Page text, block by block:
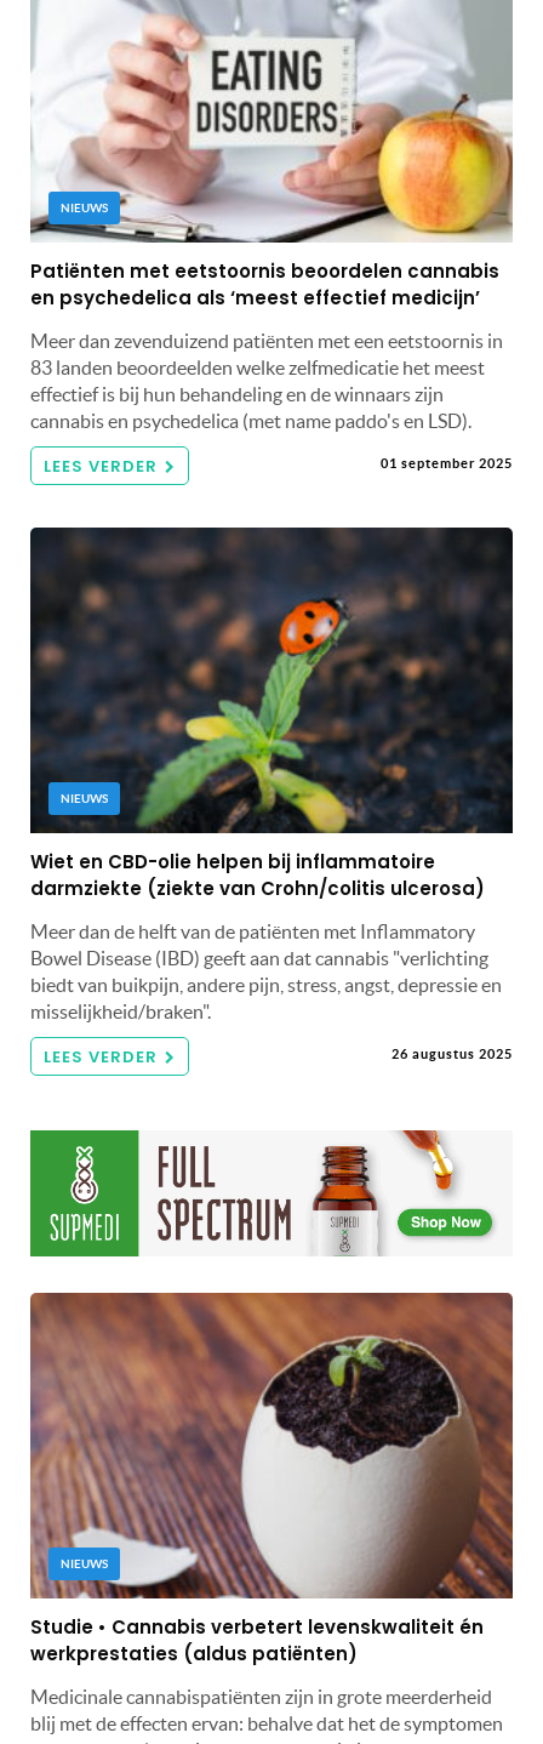
NIEUWS
Patiënten met eetstoornis beoordelen cannabis
en psychedelica als ‘meest effectief medicijn’
Meer dan zevenduizend patiënten met een eetstoornis in
83 landen beoordeelden welke zelfmedicatie het meest
effectief is bij hun behandeling en de winnaars zijn
cannabis en psychedelica (met name paddo's en LSD).
LEES VERDER 01 september 2025
NIEUWS
Wiet en CBD-olie helpen bij inflammatoire
darmziekte (ziekte van Crohn/colitis ulcerosa)
Meer dan de helft van de patiënten met Inflammatory
Bowel Disease (IBD) geeft aan dat cannabis "verlichting
biedt van buikpijn, andere pijn, stress, angst, depressie en
misselijkheid/braken".
LEES VERDER 26 augustus 2025
NIEUWS
Studie • Cannabis verbetert levenskwaliteit én
werkprestaties (aldus patiënten)
Medicinale cannabispatiënten zijn in grote meerderheid
blij met de effecten ervan: behalve dat het de symptomen